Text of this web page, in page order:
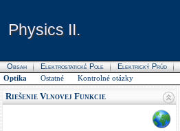
Physics II.
Physics II.
Obsah Elektrostatické Pole Elektrický Prúd
Optika Ostatné Kontrolné otázky
Riešenie Vlnovej Funkcie